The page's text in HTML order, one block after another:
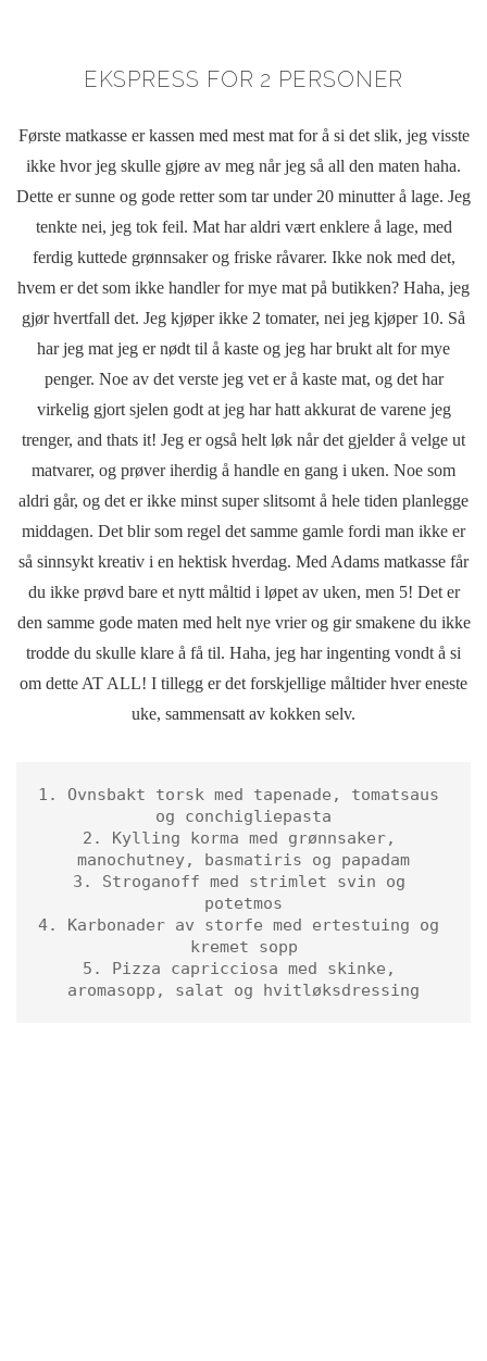
EKSPRESS FOR 2 PERSONER
Første matkasse er kassen med mest mat for å si det slik, jeg visste
ikke hvor jeg skulle gjøre av meg når jeg så all den maten haha.
Dette er sunne og gode retter som tar under 20 minutter å lage. Jeg
tenkte nei, jeg tok feil. Mat har aldri vært enklere å lage, med
ferdig kuttede grønnsaker og friske råvarer. Ikke nok med det,
hvem er det som ikke handler for mye mat på butikken? Haha, jeg
gjør hvertfall det. Jeg kjøper ikke 2 tomater, nei jeg kjøper 10. Så
har jeg mat jeg er nødt til å kaste og jeg har brukt alt for mye
penger. Noe av det verste jeg vet er å kaste mat, og det har
virkelig gjort sjelen godt at jeg har hatt akkurat de varene jeg
trenger, and thats it! Jeg er også helt løk når det gjelder å velge ut
matvarer, og prøver iherdig å handle en gang i uken. Noe som
aldri går, og det er ikke minst super slitsomt å hele tiden planlegge
middagen. Det blir som regel det samme gamle fordi man ikke er
så sinnsykt kreativ i en hektisk hverdag. Med Adams matkasse får
du ikke prøvd bare et nytt måltid i løpet av uken, men 5! Det er
den samme gode maten med helt nye vrier og gir smakene du ikke
trodde du skulle klare å få til. Haha, jeg har ingenting vondt å si
om dette AT ALL! I tillegg er det forskjellige måltider hver eneste
uke, sammensatt av kokken selv.
1. Ovnsbakt torsk med tapenade, tomatsaus
og conchigliepasta
2. Kylling korma med grønnsaker,
manochutney, basmatiris og papadam
3. Stroganoff med strimlet svin og
potetmos
4. Karbonader av storfe med ertestuing og
kremet sopp
5. Pizza capricciosa med skinke,
aromasopp, salat og hvitløksdressing